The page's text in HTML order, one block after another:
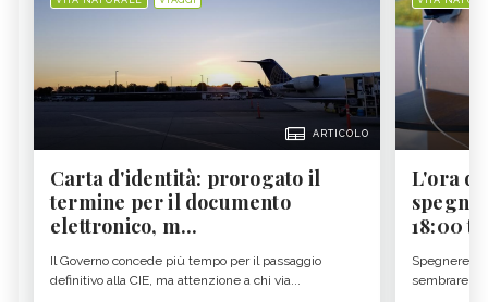
ARTICOLO
Carta d'identità: prorogato il
termine per il documento
elettronico, m...
Il Governo concede più tempo per il passaggio
definitivo alla CIE, ma attenzione a chi via...
L'ora
18:00 ti
Spegnere lo
sembrare